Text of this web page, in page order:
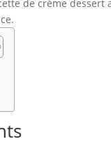
de crème dessert